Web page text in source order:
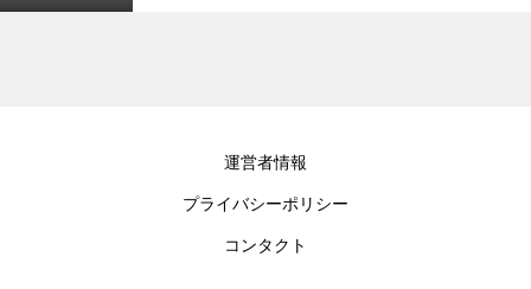
と楽しむ川沿い
運営者情報
プライバシーポリシー
コンタクト